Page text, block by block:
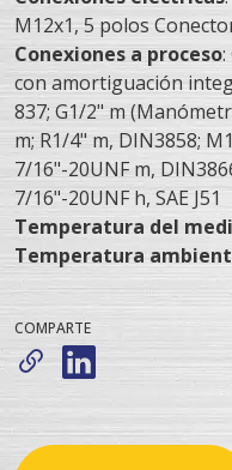
M12x1, 5 polos
Conexiones a proceso:
con amortiguación
837; G1/2" m
m; R1/4" m, DIN3858;
7/16"-20UNF m,
7/16"-20UNF h, SAE J51
Temperatura del
Temperatura
COMPARTE